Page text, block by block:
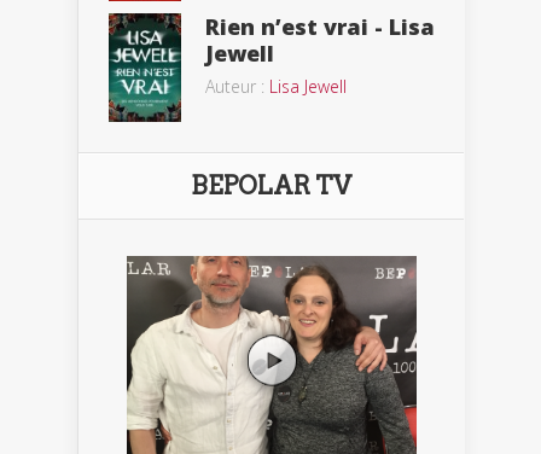
Rien n’est vrai - Lisa
Jewell
Auteur : Lisa Jewell
BEPOLAR TV